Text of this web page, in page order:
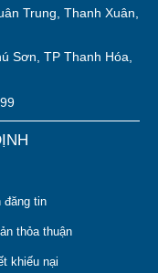
Trung, Thanh Xuân,
Sơn, TP Thanh Hóa,
đăng tin
thỏa thuận
khiếu nại